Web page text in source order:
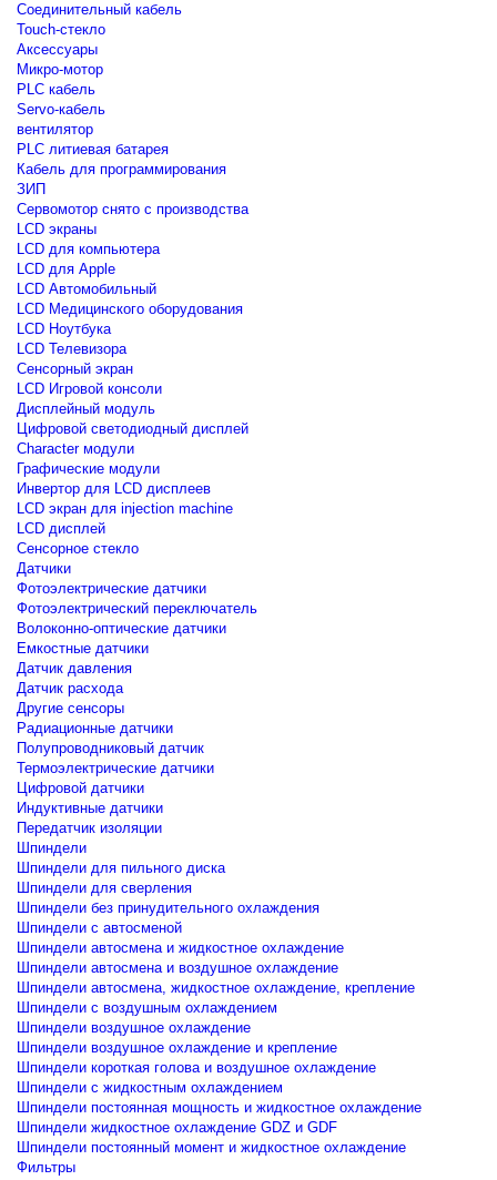
Соединительный кабель
Touch-стекло
Аксессуары
Микро-мотор
PLC кабель
Servo-кабель
вентилятор
PLC литиевая батарея
Кабель для программирования
ЗИП
Сервомотор снято с производства
LCD экраны
LCD для компьютера
LCD для Apple
LCD Автомобильный
LCD Медицинского оборудования
LCD Ноутбука
LCD Телевизора
Сенсорный экран
LCD Игровой консоли
Дисплейный модуль
Цифровой светодиодный дисплей
Сharacter модули
Графические модули
Инвертор для LCD дисплеев
LCD экран для injection machine
LCD дисплей
Сенсорное стекло
Датчики
Фотоэлектрические датчики
Фотоэлектрический переключатель
Волоконно-оптические датчики
Емкостные датчики
Датчик давления
Датчик расхода
Другие сенсоры
Радиационные датчики
Полупроводниковый датчик
Термоэлектрические датчики
Цифровой датчики
Индуктивные датчики
Передатчик изоляции
Шпиндели
Шпиндели для пильного диска
Шпиндели для сверления
Шпиндели без принудительного охлаждения
Шпиндели с автосменой
Шпиндели автосмена и жидкостное охлаждение
Шпиндели автосмена и воздушное охлаждение
Шпиндели автосмена, жидкостное охлаждение, крепление
Шпиндели с воздушным охлаждением
Шпиндели воздушное охлаждение
Шпиндели воздушное охлаждение и крепление
Шпиндели короткая голова и воздушное охлаждение
Шпиндели с жидкостным охлаждением
Шпиндели постоянная мощность и жидкостное охлаждение
Шпиндели жидкостное охлаждение GDZ и GDF
Шпиндели постоянный момент и жидкостное охлаждение
Фильтры